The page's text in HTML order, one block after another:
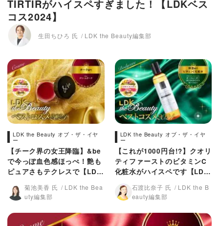
TIRTIRがハイスペすぎました！【LDKベス
コス2024】
生田ちひろ 氏 LDK the Beauty編集部
LDK the Beauty オブ・ザ・イヤ
ー
【チーク界の女王降臨】&be
で今っぽ血色感ほっぺ！艶も
ピュアさもテクレスで【LDK
菊池美香 氏
LDK the Bea
uty編集部
LDK the Beauty オブ・ザ・イヤ
ー
【これが1000円台!?】クオリ
ティファーストのビタミンC
化粧水がハイスペです【LDK
ベスコス2024】
石渡比奈子 氏
LDK the B
eauty編集部